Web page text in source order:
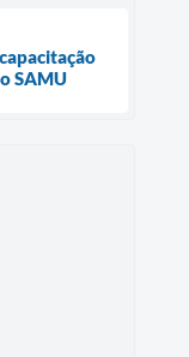
SAMU